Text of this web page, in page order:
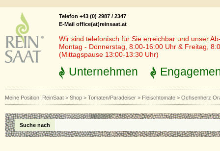
Telefon +43 (0) 2987 / 2347
E-Mail office(at)reinsaat.at
Wir sind telefonisch für Sie erreichbar und unser
Montag - Donnerstag, 8:00-16:00 Uhr & Freitag,
(Mittagspause 13:00-13:30 Uhr)
Unternehmen
Meine Position: ReinSaat > Shop > Tomaten/Paradeiser > Fleischtomate > Ochsenherz
Suche nach